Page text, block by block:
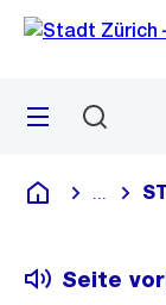
Sprunglink
Menü
Deutsch
Blende
Seite